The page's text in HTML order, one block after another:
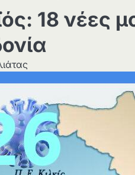
18 νέες